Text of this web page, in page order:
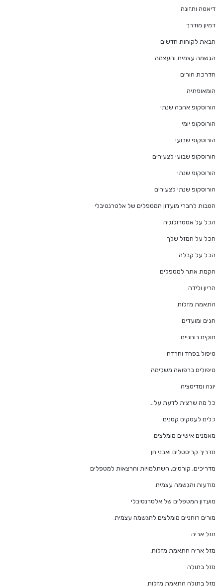
דיאטה ותזונה
דמיון מודרך
הבאת לקוחות חדשים
הגשמה עצמית והעצמה
הדרכת הורים
הומאופתיה
הורוסקופ אהבה שנתי
הורוסקופ יומי
הורוסקופ שבועי
הורוסקופ שבועי לצעירים
הורוסקופ שנתי
הורוסקופ שנתי לצעירים
הטבות לחברי מועדון המטפלים של אלטרנטיבלי
הכל על אסטרולוגיה
הכל על המזל שלך
הכל על קבלה
הקמת אתר למטפלים
הריון ולידה
התאמת מזלות
חגים ומועדים
חוקים רוחניים
טיפול בפחד וחרדה
טיפולים ברפואה משלימה
יוגה ומדיטציה
כל מה שרצית לדעת על…
כלים לעסקים קטנים
מאמנים אישיים מומלצים
מדריך קריסטלים ואבני חן
מדריכים, קורסים, השתלמויות והרצאות למטפלים
מודעות והגשמה עצמית
מועדון המטפלים של אלטרנטיבלי
מורים רוחניים מומלצים להגשמה עצמית
מזל אריה
מזל אריה התאמת מזלות
מזל בתולה
מזל בתולה התאמת מזלות